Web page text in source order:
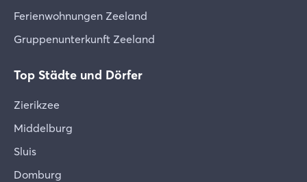
Ferienwohnungen Zeeland
Gruppenunterkunft Zeeland
Top Städte und Dörfer
Zierikzee
Middelburg
Sluis
Domburg